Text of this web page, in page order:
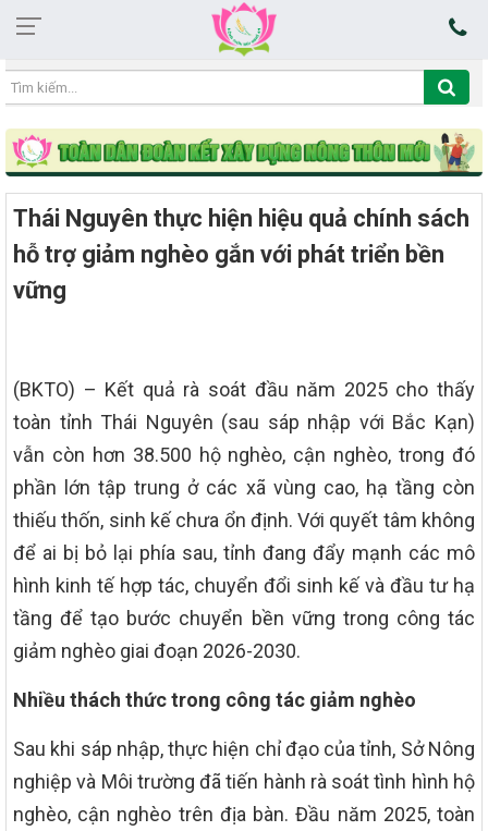
13:35:29 08/08/2026
Thái Nguyên thực hiện hiệu quả chính sách
hỗ trợ giảm nghèo gắn với phát triển bền
vững
(BKTO) – Kết quả rà soát đầu năm 2025 cho thấy
toàn tỉnh Thái Nguyên (sau sáp nhập với Bắc Kạn)
vẫn còn hơn 38.500 hộ nghèo, cận nghèo, trong đó
phần lớn tập trung ở các xã vùng cao, hạ tầng còn
thiếu thốn, sinh kế chưa ổn định. Với quyết tâm không
để ai bị bỏ lại phía sau, tỉnh đang đẩy mạnh các mô
hình kinh tế hợp tác, chuyển đổi sinh kế và đầu tư hạ
tầng để tạo bước chuyển bền vững trong công tác
giảm nghèo giai đoạn 2026-2030.
Nhiều thách thức trong công tác giảm nghèo
Sau khi sáp nhập, thực hiện chỉ đạo của tỉnh, Sở Nông
nghiệp và Môi trường đã tiến hành rà soát tình hình hộ
nghèo, cận nghèo trên địa bàn. Đầu năm 2025, toàn